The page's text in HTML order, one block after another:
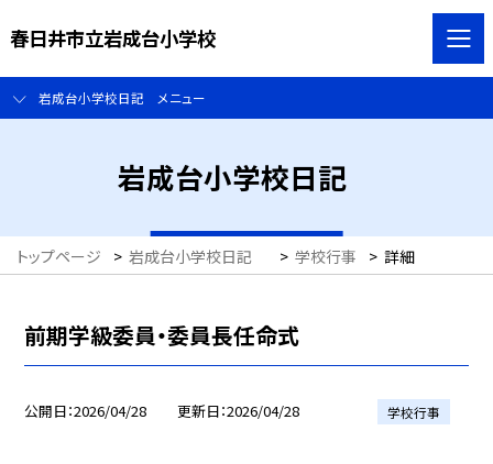
春日井市立岩成台小学校
岩成台小学校日記 メニュー
岩成台小学校日記
トップページ > 岩成台小学校日記 > 学校行事 > 詳細
前期学級委員・委員長任命式
公開日 2026/04/28 更新日 2026/04/28 学校行事